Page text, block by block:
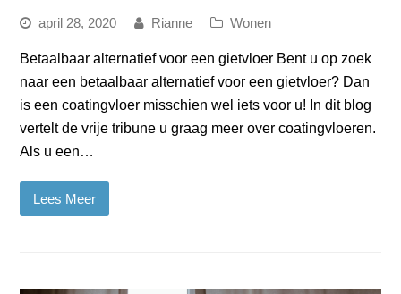
april 28, 2020 Rianne Wonen
Betaalbaar alternatief voor een gietvloer Bent u op zoek
naar een betaalbaar alternatief voor een gietvloer? Dan
is een coatingvloer misschien wel iets voor u! In dit blog
vertelt de vrije tribune u graag meer over coatingvloeren.
Als u een…
Lees Meer